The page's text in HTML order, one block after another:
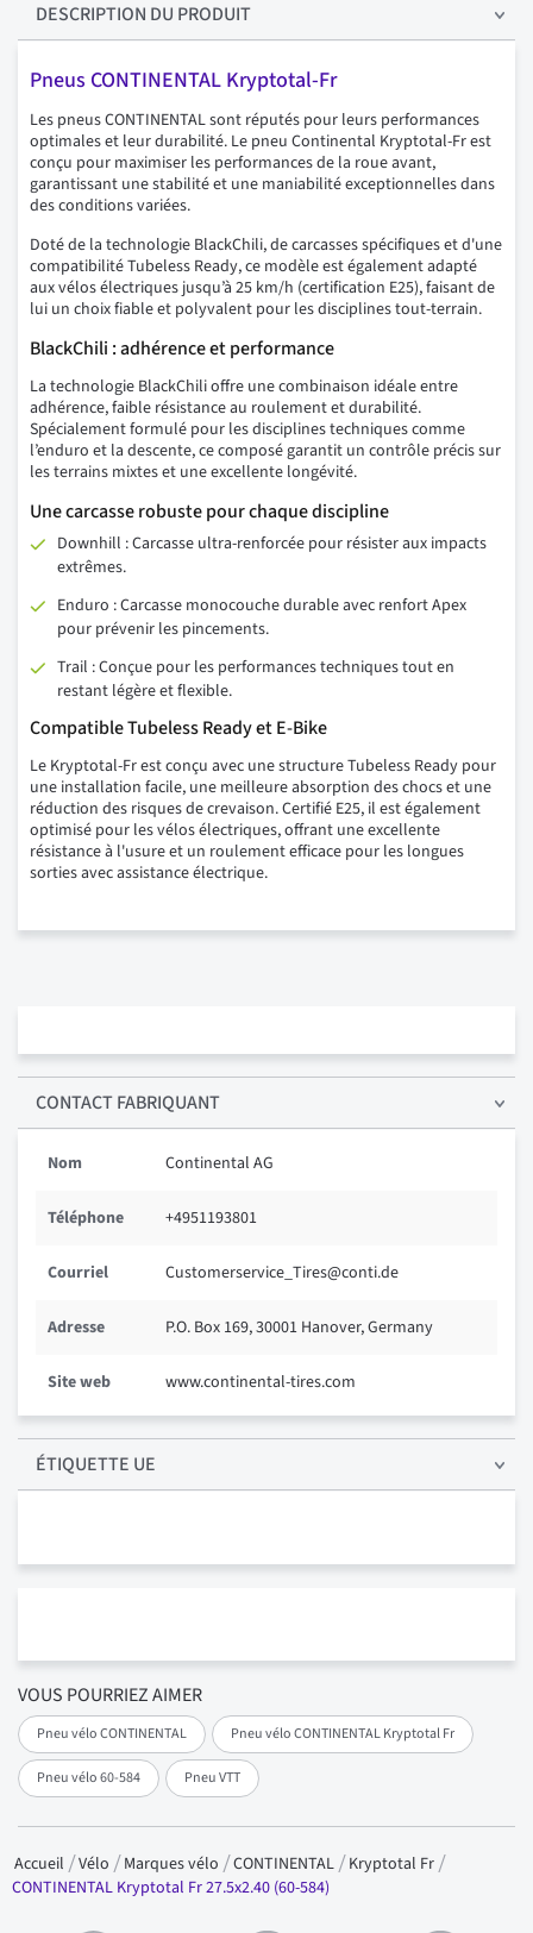
VOUS POURRIEZ AIMER
Pneu vélo CONTINENTAL Pneu vélo CONTINENTAL Kryptotal Fr
Pneu vélo 60-584 Pneu VTT
DESCRIPTION DU PRODUIT
Pneus CONTINENTAL Kryptotal-Fr
Les pneus CONTINENTAL sont réputés pour leurs performances
optimales et leur durabilité. Le pneu Continental Kryptotal-Fr est
conçu pour maximiser les performances de la roue avant,
garantissant une stabilité et une maniabilité exceptionnelles dans
des conditions variées.
Doté de la technologie BlackChili, de carcasses spécifiques et d'une
compatibilité Tubeless Ready, ce modèle est également adapté
aux vélos électriques jusqu’à 25 km/h (certification E25), faisant de
lui un choix fiable et polyvalent pour les disciplines tout-terrain.
BlackChili : adhérence et performance
La technologie BlackChili offre une combinaison idéale entre
adhérence, faible résistance au roulement et durabilité.
Spécialement formulé pour les disciplines techniques comme
l’enduro et la descente, ce composé garantit un contrôle précis sur
les terrains mixtes et une excellente longévité.
Une carcasse robuste pour chaque discipline
Downhill : Carcasse ultra-renforcée pour résister aux impacts
extrêmes.
Enduro : Carcasse monocouche durable avec renfort Apex
pour prévenir les pincements.
Trail : Conçue pour les performances techniques tout en
restant légère et flexible.
Compatible Tubeless Ready et E-Bike
Le Kryptotal-Fr est conçu avec une structure Tubeless Ready pour
une installation facile, une meilleure absorption des chocs et une
réduction des risques de crevaison. Certifié E25, il est également
optimisé pour les vélos électriques, offrant une excellente
résistance à l'usure et un roulement efficace pour les longues
sorties avec assistance électrique.
CONTACT FABRIQUANT
Nom Continental AG
Téléphone +4951193801
Courriel Customerservice_Tires@conti.de
Adresse P.O. Box 169, 30001 Hanover, Germany
Site web www.continental-tires.com
ÉTIQUETTE UE
Accueil Vélo Marques vélo CONTINENTAL
Kryptotal Fr
CONTINENTAL Kryptotal Fr 27.5x2.40 (60-584)